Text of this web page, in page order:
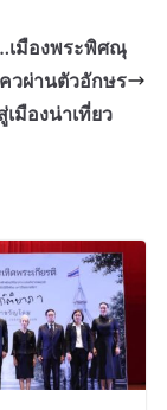
เมืองพระพิศณุ
วผ่านตัวอักษร
มืองน่าเที่ยว